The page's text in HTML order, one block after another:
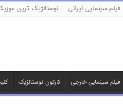
فیلم سینمایی ایرانی نوستالژیک ترین
فیلم سینمایی خارجی کارتون نوستالژیک